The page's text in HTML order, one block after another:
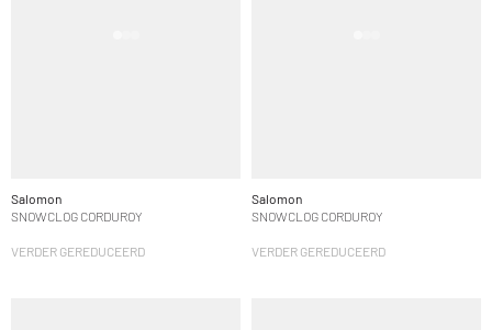
Salomon
SNOWCLOG CORDUROY
VERDER GEREDUCEERD
Salomon
SNOWCLOG CORDUROY
VERDER GEREDUCEERD